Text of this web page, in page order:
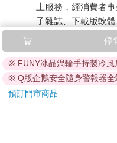
以前的羅馬人都崇拜教宗
低，讓後人站上三一教堂，
烈感受到這個天主教國家的
□啟示：樓高不見得是美，
架橋的動機，那座橋毀了北
上服務，經消費者
子雜誌、下載版軟
已拆封之個人衛生
若非上列種類商品，均
日）。
辦理退換貨時，商品（
停
※ FUNY冰晶渦輪手持製冷風
※ Q版企鵝安全隨身警報器
預訂門市商品